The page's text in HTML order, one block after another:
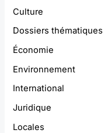
Culture
Dossiers
Économie
Environnement
International
Juridique
Locales